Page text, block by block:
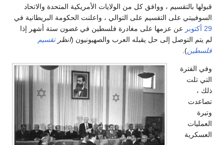
، ووافق كل من الولايات الأمريكية المتحدة والاتحاد
على التقسيم على التوالي ، واعلنت الحكومة البريطانية في
عن عزمها على مغادرة فلسطين في غضون ستة أشهر إذا
إلى حل يقبله العرب والصهيونيون (انظرتقسيم